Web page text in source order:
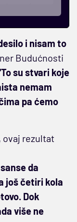
i nisam to
Budućnosti
su stvari koje
nemam
pa ćemo
ovaj rezultat
da
još četiri kola
Dok
više ne